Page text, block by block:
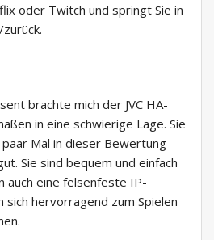
oder Twitch und springt Sie in
brachte mich der JVC HA-
in eine schwierige Lage. Sie
Mal in dieser Bewertung
Sie sind bequem und einfach
auch eine felsenfeste IP-
sich hervorragend zum Spielen